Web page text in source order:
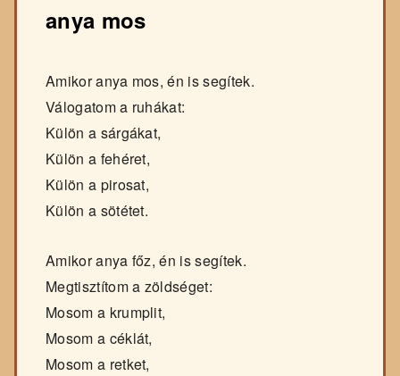
anya mos
Amikor anya mos, én is segítek.
Válogatom a ruhákat:
Külön a sárgákat,
Külön a fehéret,
Külön a pirosat,
Külön a sötétet.
Amikor anya főz, én is segítek.
Megtisztítom a zöldséget:
Mosom a krumplit,
Mosom a céklát,
Mosom a retket,